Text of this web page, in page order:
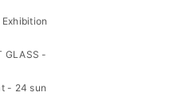
GLASS -
- 24 sun